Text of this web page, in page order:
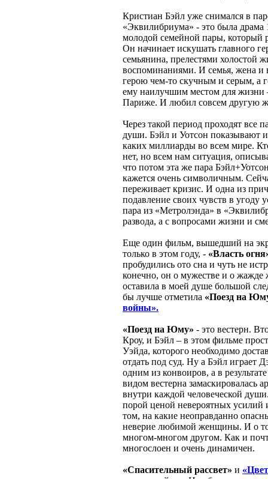
Кристиан Бэйл уже снимался в
«Эквилибриума» - это была драма
молодой семейной пары, который
Он начинает искушать главного
семьянина, прелестями холостой
воспоминаниями. И семья, жена и
герою чем-то скучным и серым, а
ему наилучшим местом для жизни
Париже. И любил совсем другую
Через такой период проходят все
души. Бэйл и Уотсон показывают
каких миллиарды во всем мире.
нет, но всем нам ситуация,
что потом эта же пара
кажется очень символичным.
переживает кризис. И одна из
подавление своих чувств в угоду
пара из «Метролэнда» в
развода, а с вопросами жизни и
Еще один фильм, вышедший на
только в этом году, - «Власть
пробудились ото сна и чуть не
конечно, он о мужестве и о жажде
оставила в моей душе большой
бы лучше отметила «Поезд на
войны».
«Поезд на Юму» - это вестерн.
Кроу, и Бэйл – в этом фильме
Уэйда, которого необходимо
отдать под суд. Ну а Бэйл играет
одним из конвоиров, а в
видом вестерна замаскировалась
внутри каждой человеческой
порой ценой невероятных
том, на какие неоправданно
неверие любимой женщины. И о
многом-многом другом. Как и
многослоен и очень динамичен.
«Спасительный рассвет» и